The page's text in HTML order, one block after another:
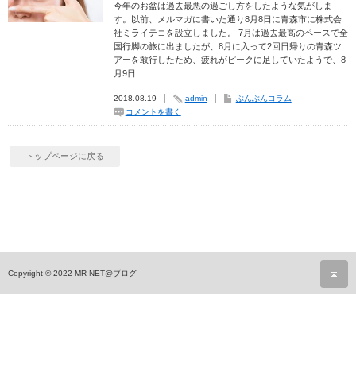
今年のお盆は過去最悪の過ごし方をしたような気がしま
す。以前、メルマガに書いた通り8月8日に青森市に株式会
社ミライテコを設立しました。 7月は過去最高のペースで全
国行脚の旅に出ましたが、8月に入って2回日帰りの青森ツ
アーを敢行したため、疲れがピークに足していたようで、8
月9日…
2018.08.19 admin
ぶんぶんコラム
コメントを書く
トップページに戻る
Copyright © 2022 MR-NET@ブログ